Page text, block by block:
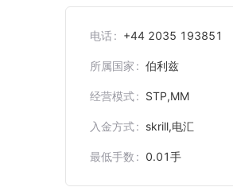
电话 +44 2035 193851
所属国家 伯利兹
经营模式 STP,MM
入金方式 skrill,电汇
最低手数 0.01手